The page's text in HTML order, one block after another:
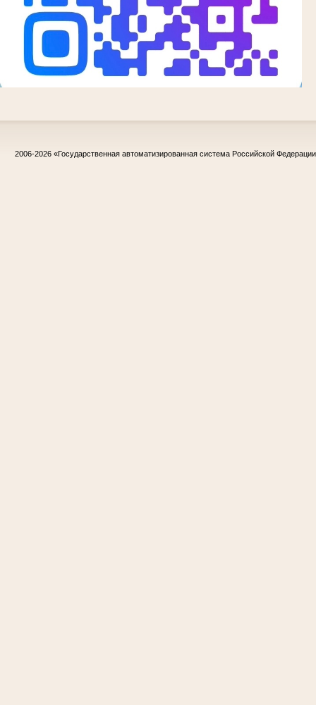
2006-2026 «Государственная автоматизированная система Российской